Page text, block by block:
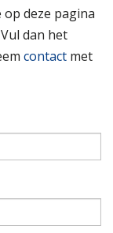
deze pagina
dan het
contact met